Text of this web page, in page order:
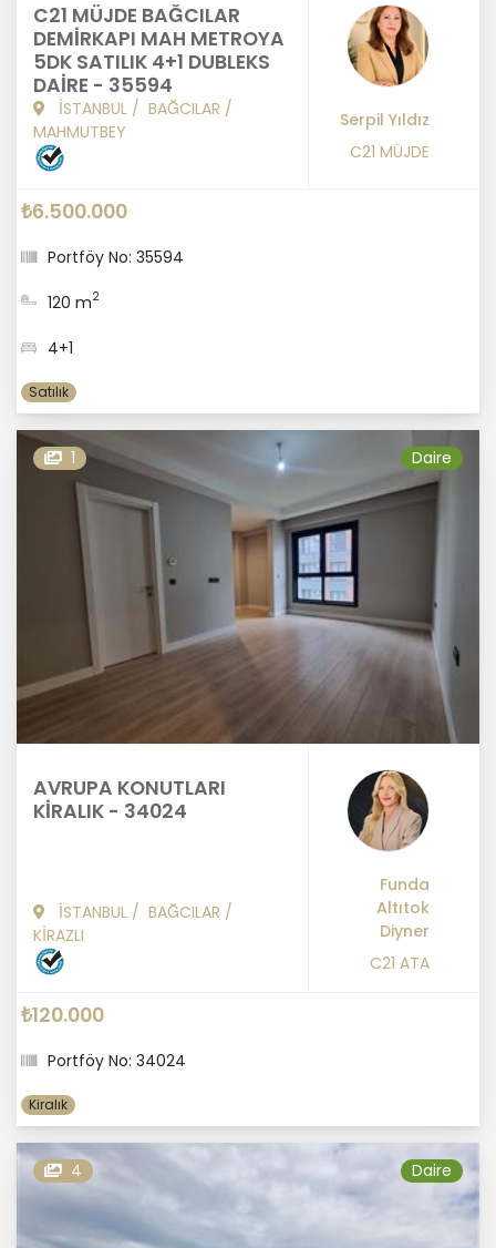
C21 MÜJDE BAĞCILAR
DEMİRKAPI MAH METROYA
5DK SATILIK 4+1 DUBLEKS
DAİRE - 35594
İSTANBUL / BAĞCILAR /
MAHMUTBEY
Serpil Yıldız
C21 MÜJDE
₺6.500.000
Portföy No: 35594
120 m2
4+1
Satılık
1 Daire
AVRUPA KONUTLARI
KİRALIK - 34024
İSTANBUL / BAĞCILAR /
KİRAZLI
Funda
Altıtok
Diyner
C21 ATA
₺120.000
Portföy No: 34024
Kiralık
4 Daire